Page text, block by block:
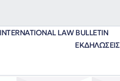
INTERNATIONAL LAW BULLETIN
ΕΚΔΗΛΏΣΕΙΣ